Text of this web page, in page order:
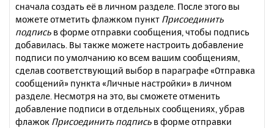
сначала создать её в личном разделе. После этого вы
можете отметить флажком пункт Присоединить
подпись в форме отправки сообщения, чтобы подпись
добавилась. Вы также можете настроить добавление
подписи по умолчанию ко всем вашим сообщениям,
сделав соответствующий выбор в параграфе «Отправка
сообщений» пункта «Личные настройки» в личном
разделе. Несмотря на это, вы сможете отменить
добавление подписи в отдельных сообщениях, убрав
флажок Присоединить подпись в форме отправки